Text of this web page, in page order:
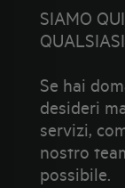
SIAMO
Se hai
desideri
servizi,
nostro
possibile.